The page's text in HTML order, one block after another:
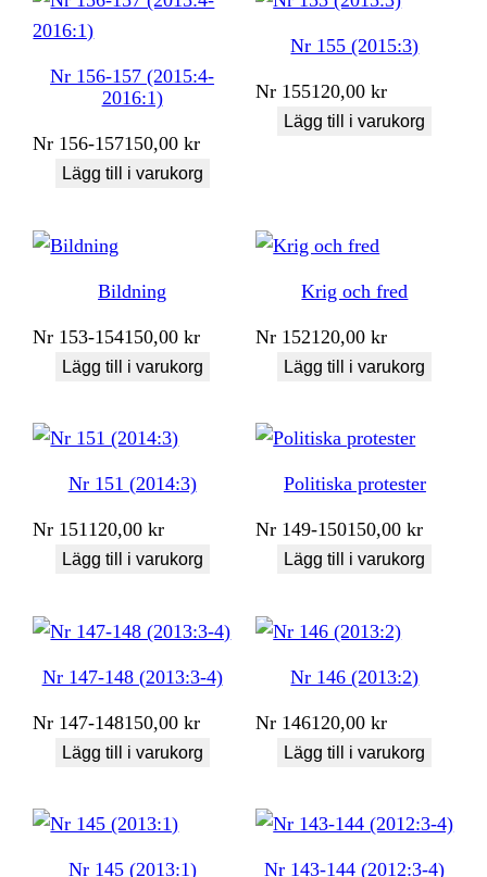
Nr 156-157 (2015:4-
2016:1)
Nr 156-157150,00kr
Lägg till i varukorg
Nr 155 (2015:3)
Nr 155120,00kr
Lägg till i varukorg
Bildning
Nr 153-154150,00kr
Lägg till i varukorg
Krig och fred
Nr 152120,00kr
Lägg till i varukorg
Nr 151 (2014:3)
Nr 151120,00kr
Lägg till i varukorg
Politiska protester
Nr 149-150150,00kr
Lägg till i varukorg
Nr 147-148 (2013:3-4)
Nr 147-148150,00kr
Lägg till i varukorg
Nr 146 (2013:2)
Nr 146120,00kr
Lägg till i varukorg
Nr 145 (2013:1) Nr 143-144 (2012:3-4)